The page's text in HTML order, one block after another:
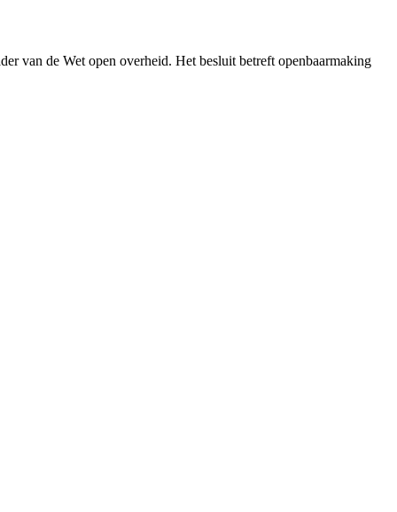
van de Wet open overheid. Het besluit betreft openbaarmaking